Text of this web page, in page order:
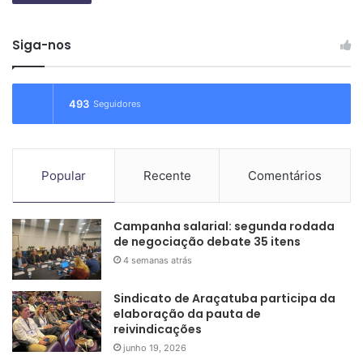
Siga-nos
493 Seguidores
Popular Recente Comentários
Campanha salarial: segunda rodada
de negociação debate 35 itens
4 semanas atrás
Sindicato de Araçatuba participa da
elaboração da pauta de
reivindicações
junho 19, 2026